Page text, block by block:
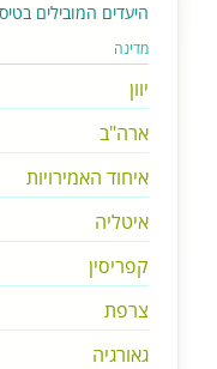
היעדים המובילים
מדינה
יוון
ארה"ב
איחוד האמירויות
איטליה
קפריסין
צרפת
גאורגיה